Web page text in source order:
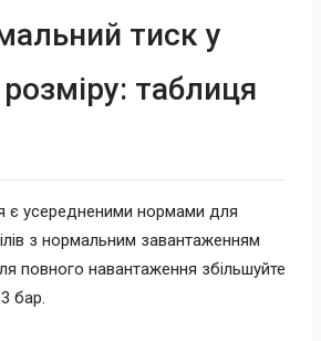
тиск у
таблиця
є усередненими нормами для
з нормальним завантаженням
повного навантаження збільшуйте
бар.